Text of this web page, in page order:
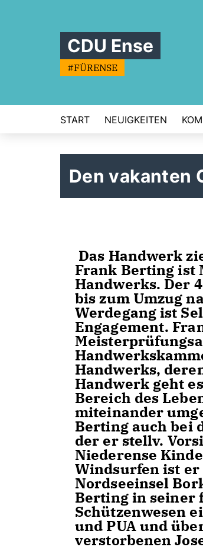
CDU Ense
#FÜRENSE
START NEUIGKEITEN
Den vakanten
Das Handwerk
Frank Berting ist
Handwerks. Der
bis zum Umzug
Werdegang ist
Engagement.
Handwerks,
Handwerk geht
Bereich des
miteinander
Berting auch bei
der er stellv.
Niederense
Windsurfen ist
Nordseeinsel
Berting in seiner
Schützenwesen
und PUA und
verstorbenen